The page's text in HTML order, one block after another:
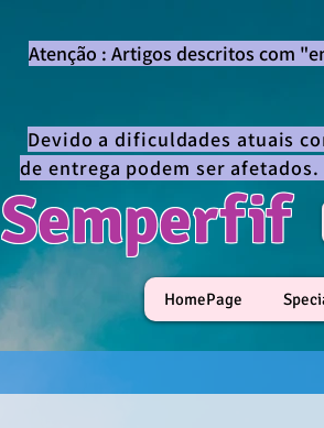
Semperfif
Atenção : Artigos descritos com
Devido a dificuldades atuais
de entrega podem ser
HomePage